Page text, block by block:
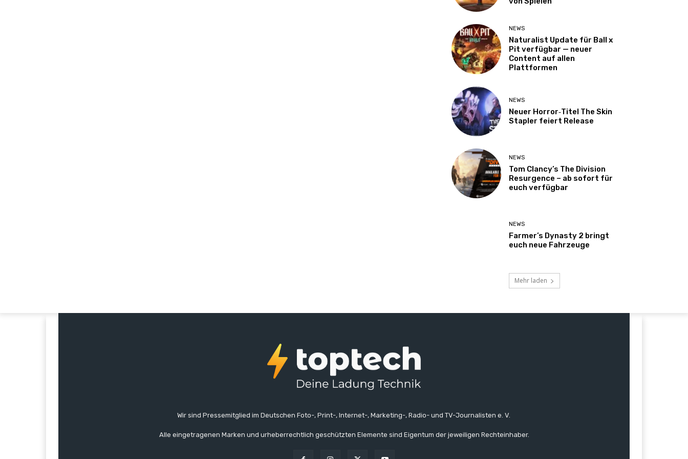
NEWS
Naturalist Update für Ball x
Pit verfügbar — neuer
Content auf allen
Plattformen
NEWS
Neuer Horror‑Titel The Skin
Stapler feiert Release
NEWS
Tom Clancy’s The Division
Resurgence – ab sofort für
euch verfügbar
NEWS
Farmer’s Dynasty 2 bringt
euch neue Fahrzeuge
Mehr laden
Wir sind Pressemitglied im Deutschen Foto-, Print-, Internet-, Marketing-, Radio- und TV-Journalisten e. V.
Alle eingetragenen Marken und urheberrechtlich geschützten Elemente sind Eigentum der jeweiligen Rechteinhaber.